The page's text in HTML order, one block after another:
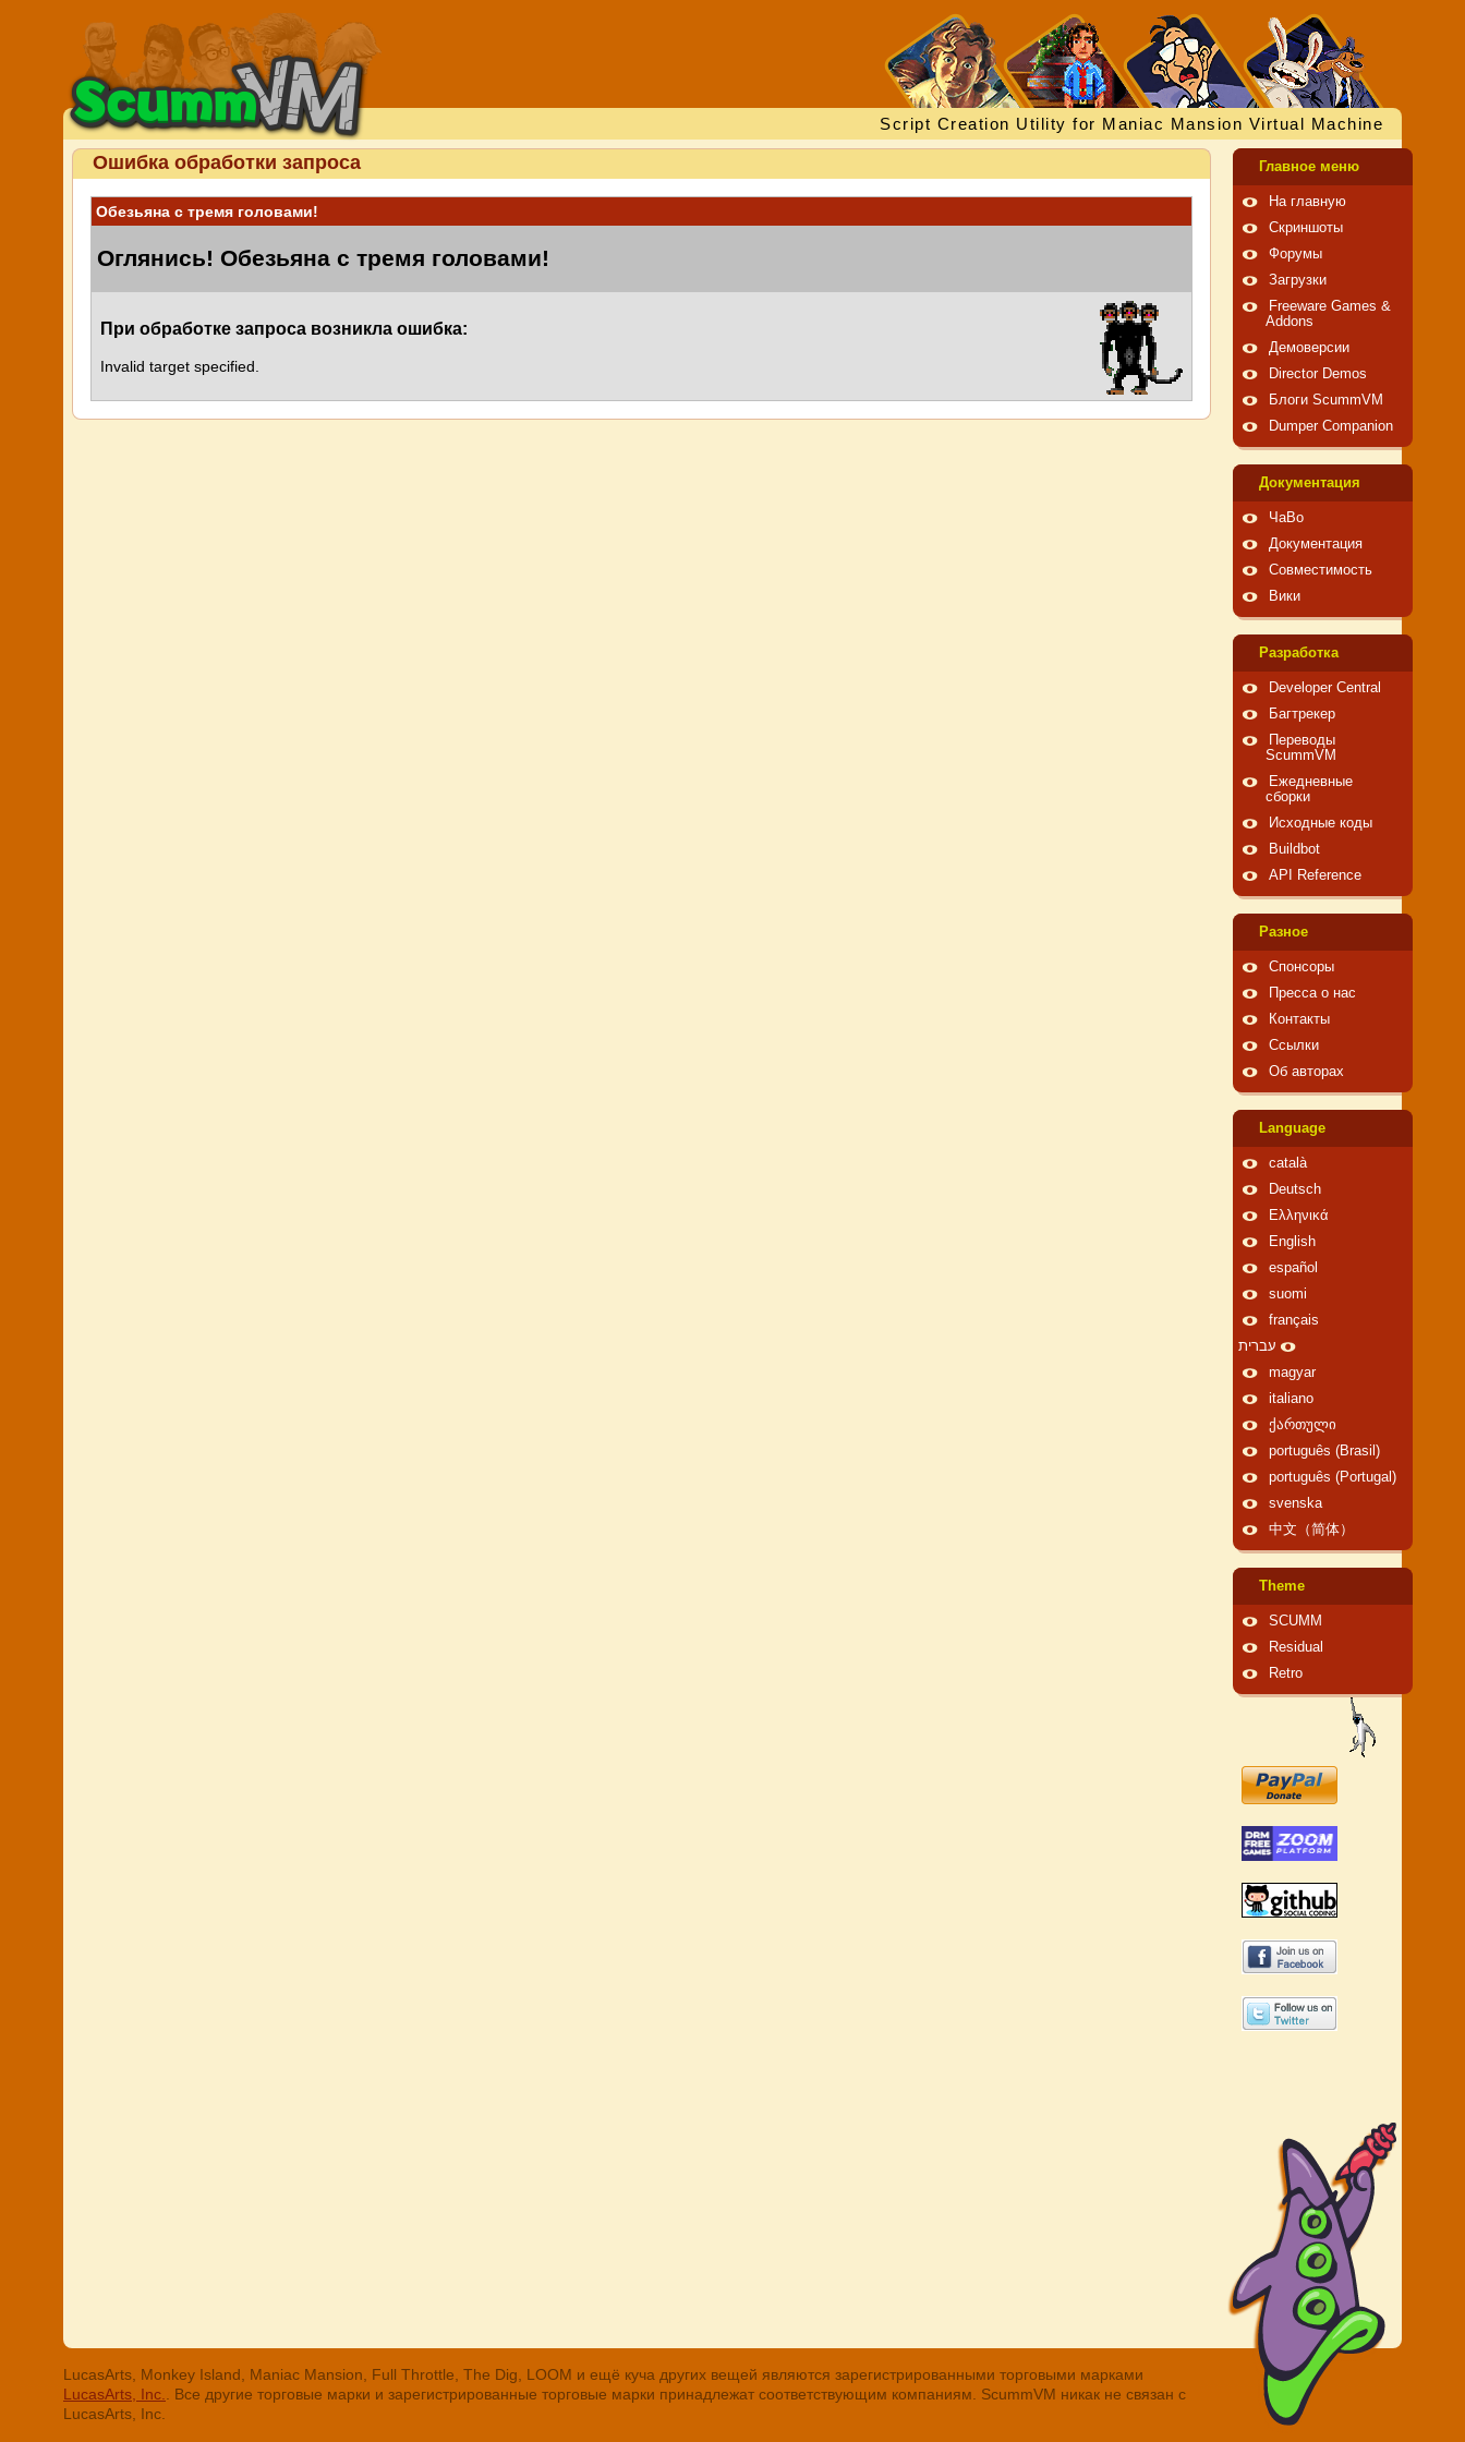
Script Creation Utility for Maniac Mansion Virtual Machine
Ошибка обработки запроса
Обезьяна с тремя головами!
Оглянись! Обезьяна с тремя головами!
При обработке запроса возникла ошибка:
Invalid target specified.
Главное меню
На главную
Скриншоты
Форумы
Загрузки
Freeware Games &
Addons
Демоверсии
Director Demos
Блоги ScummVM
Dumper Companion
Документация
ЧаВо
Документация
Совместимость
Вики
Pазработка
Developer Central
Багтрекер
Переводы
ScummVM
Ежедневные
сборки
Исходные коды
Buildbot
API Reference
Pазное
Спонсоры
Пресса о нас
Контакты
Ссылки
Об авторах
Language
català
Deutsch
Ελληνικά
English
español
suomi
français
עברית
magyar
italiano
ქართული
português (Brasil)
português (Portugal)
svenska
中文（简体）
Theme
SCUMM
Residual
Retro
LucasArts, Monkey Island, Maniac Mansion, Full Throttle, The Dig, LOOM и ещё куча других вещей являются зарегистрированными торговыми марками
LucasArts, Inc.
. Все другие торговые марки и зарегистрированные торговые марки принадлежат соответствующим компаниям. ScummVM никак не связан с
LucasArts, Inc.